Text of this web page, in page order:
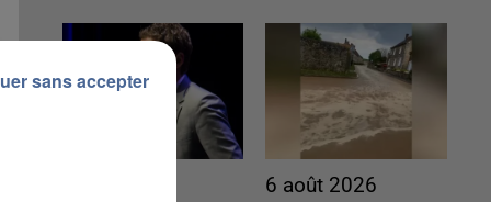
6 août 2026
sans accepter